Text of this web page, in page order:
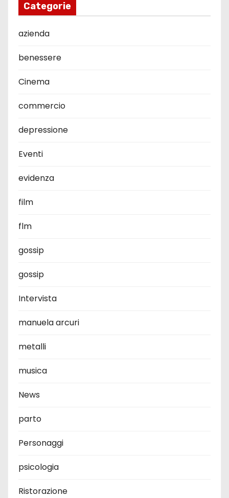
Categorie
azienda
benessere
Cinema
commercio
depressione
Eventi
evidenza
film
flm
gossip
gossip
Intervista
manuela arcuri
metalli
musica
News
parto
Personaggi
psicologia
Ristorazione